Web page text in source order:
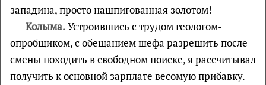
западина, просто нашпигованная золотом!
Колыма.Устроившись с трудом геологом-
опробщиком, с обещанием шефа разрешить после
смены походить в свободном поиске, я рассчитывал
получить к основной зарплате весомую прибавку.